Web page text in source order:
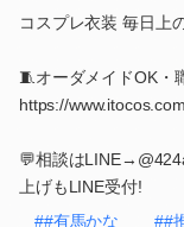
コスプレ衣装 毎日上
🧵オーダメイドOK・
https://
💬相談は
上げもLINE受付!
##有馬かな
##